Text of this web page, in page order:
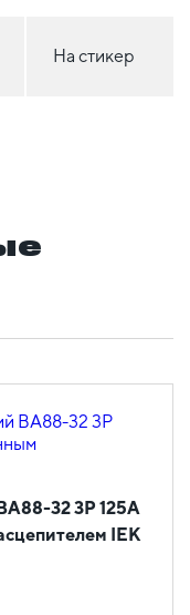
На стикер
32 3Р 125А
IEK